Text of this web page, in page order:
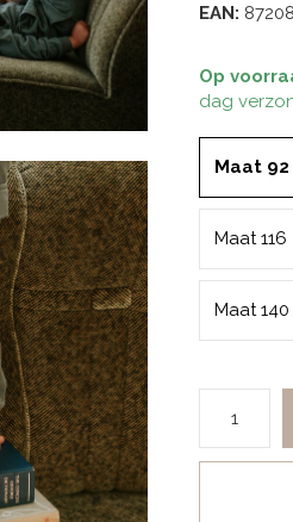
EAN:
Op
dag
Maat 92
Maat 116
Maat 140